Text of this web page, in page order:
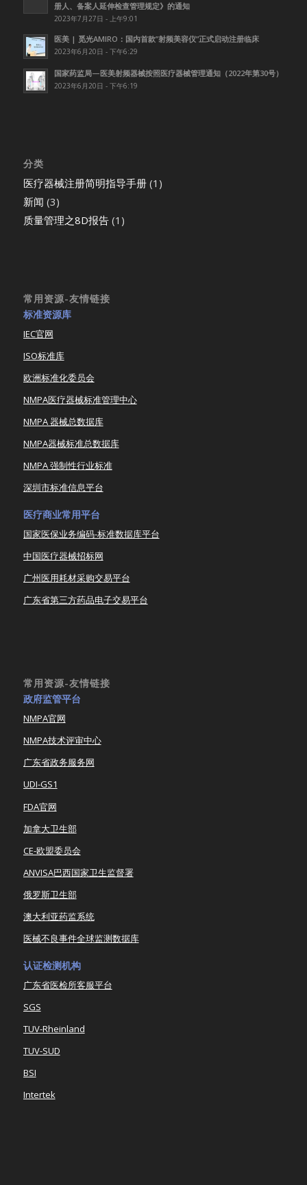
册人、备案人延伸检查管理规定》的通知
2023年7月27日 - 上午9:01
医美 | 觅光AMIRO：国内首款”射频美容仪”正式启动注册临床
2023年6月20日 - 下午6:29
国家药监局—医美射频器械按照医疗器械管理通知（2022年第30号）
2023年6月20日 - 下午6:19
分类
医疗器械注册简明指导手册(1)
新闻 (3)
质量管理之8D报告(1)
常用资源-友情链接
标准资源库
IEC官网
ISO标准库
欧洲标准化委员会
NMPA医疗器械标准管理中心
NMPA 器械总数据库
NMPA器械标准总数据库
NMPA 强制性行业标准
深圳市标准信息平台
医疗商业常用平台
国家医保业务编码-标准数据库平台
中国医疗器械招标网
广州医用耗材采购交易平台
广东省第三方药品电子交易平台
常用资源-友情链接
政府监管平台
NMPA官网
NMPA技术评审中心
广东省政务服务网
UDI-GS1
FDA官网
加拿大卫生部
CE-欧盟委员会
ANVISA巴西国家卫生监督署
俄罗斯卫生部
澳大利亚药监系统
医械不良事件全球监测数据库
认证检测机构
广东省医检所客服平台
SGS
TUV-Rheinland
TUV-SUD
BSI
Intertek